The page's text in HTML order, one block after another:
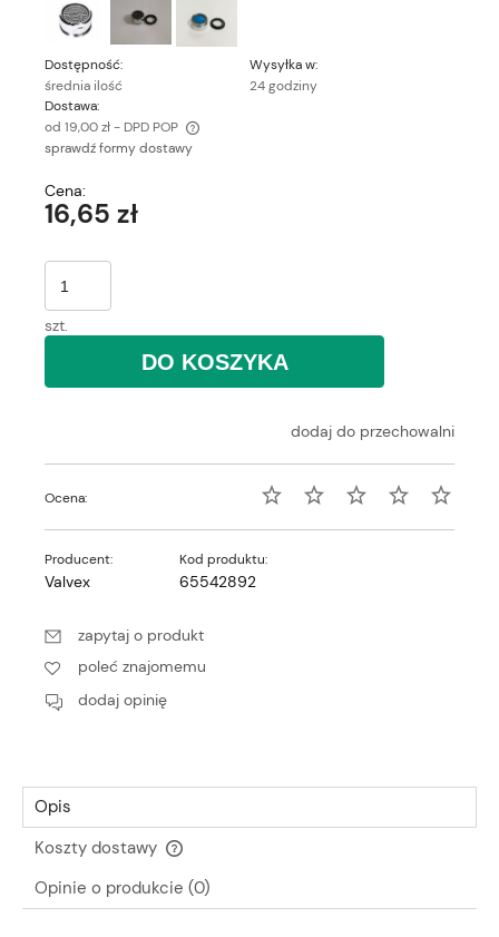
Dostępność:
średnia ilość
Wysyłka w:
24 godziny
Dostawa:
od 19,00 zł- DPD POP
Cena nie zawiera ewentualnych kosztów płatności
sprawdź formy dostawy
Cena:
16,65 zł
szt.
DO KOSZYKA
dodaj do przechowalni
Ocena:
Producent:
Valvex
Kod produktu:
65542892
zapytaj o produkt
poleć znajomemu
dodaj opinię
Opis
Koszty dostawy
Cena nie zawiera ewentualnych kosztów płatności
Opinie o produkcie (0)